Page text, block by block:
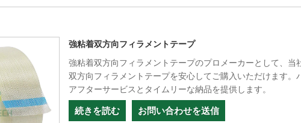
強粘着双方向フィラメントテープ
強粘着双方向フィラメントテープのプロメーカーとして、当
双方向フィラメントテープを安心してご購入いただけます。
アフターサービスとタイムリーな納品を提供します。
続きを読む お問い合わせを送信